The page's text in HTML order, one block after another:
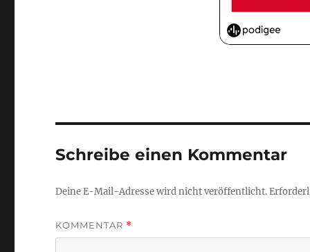
Schreibe einen Kommentar
Deine E-Mail-Adresse wird nicht veröffentlicht.
KOMMENTAR *